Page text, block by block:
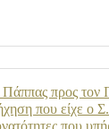
προς τον
που είχε ο
που